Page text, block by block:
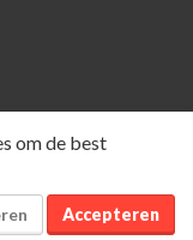
om de best
Accepteren